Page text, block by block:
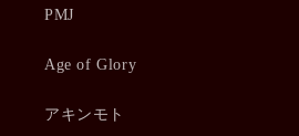
PMJ
Age of Glory
アキンモト